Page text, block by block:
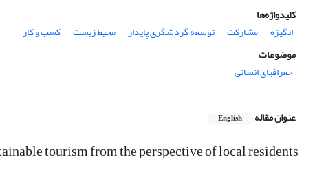
کلیدواژه‌ها
انگیزه
مشارکت توسعه گردشگری پایدار محیط زیست
کسب و کار
موضوعات
جغرافیای انسانی
عنوان مقاله English
tourism from the perspective of local residents